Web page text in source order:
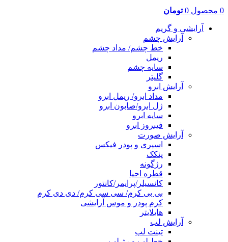
0 محصول 0 تومان
آرایشی و گریم
آرایش چشم
خط چشم/ مداد چشم
ریمل
سایه چشم
گلیتر
آرایش ابرو
مداد ابرو/ ریمل ابرو
ژل ابرو/صابون ابرو
سایه ابرو
فیبروز ابرو
آرایش صورت
اسپری و پودر فیکس
پنکک
رژگونه
قطره احیا
کانسیلر/پرایمر/کانتور
بی بی کرم/ سی سی کرم/ دی دی کرم
کرم پودر و موس آرایشی
هایلایتر
آرایش لب
تینت لب